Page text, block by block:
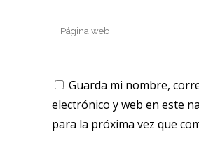
Guarda mi nombre,
electrónico y web en este
para la próxima vez que